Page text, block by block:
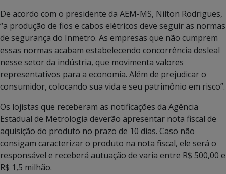
De acordo com o presidente da AEM-MS, Nilton Rodrigues,
“a produção de fios e cabos elétricos deve seguir as normas
de segurança do Inmetro. As empresas que não cumprem
essas normas acabam estabelecendo concorrência desleal
nesse setor da indústria, que movimenta valores
representativos para a economia. Além de prejudicar o
consumidor, colocando sua vida e seu patrimônio em risco”.
Os lojistas que receberam as notificações da Agência
Estadual de Metrologia deverão apresentar nota fiscal de
aquisição do produto no prazo de 10 dias. Caso não
consigam caracterizar o produto na nota fiscal, ele será o
responsável e receberá autuação de varia entre R$ 500,00 e
R$ 1,5 milhão.